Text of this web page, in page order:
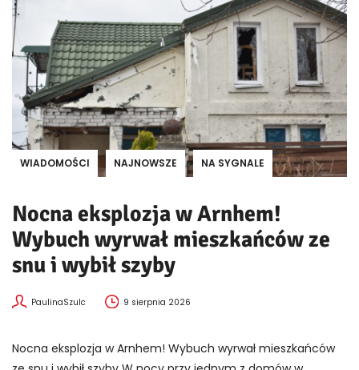
WIADOMOŚCI NAJNOWSZE NA SYGNALE
Nocna eksplozja w Arnhem!
Wybuch wyrwał mieszkańców ze
snu i wybił szyby
PaulinaSzulc 9 sierpnia 2026
Nocna eksplozja w Arnhem! Wybuch wyrwał mieszkańców